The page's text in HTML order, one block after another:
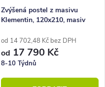
Zvýšená postel z masivu
Klementin, 120x210, masiv
od 14 702,48 Kč bez DPH
od 17 790 Kč
8-10 Týdnů